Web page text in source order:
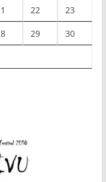
22 23
29 30